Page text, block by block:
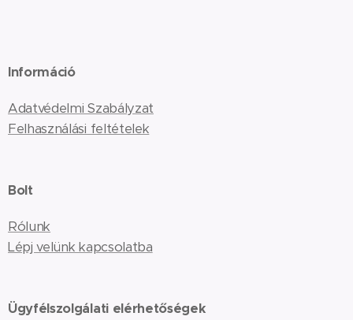
Információ
Adatvédelmi Szabályzat
Felhasználási feltételek
Bolt
Rólunk
Lépj velünk kapcsolatba
Ügyfélszolgálati elérhetőségek